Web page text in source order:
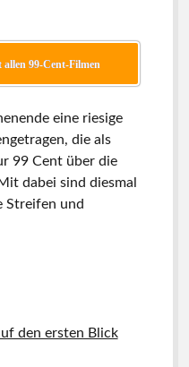
99-Cent-Filmen
eine riesige
die als
99 Cent über die
dabei sind diesmal
Streifen und
den ersten Blick